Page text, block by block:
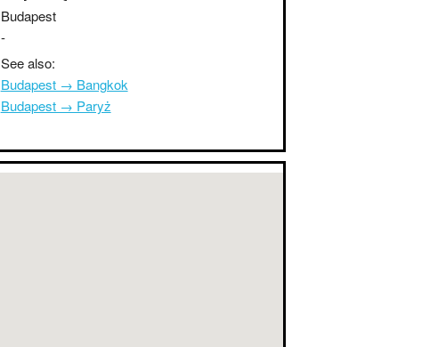
Budapest
-
See also:
Budapest → Bangkok
Budapest → Paryż